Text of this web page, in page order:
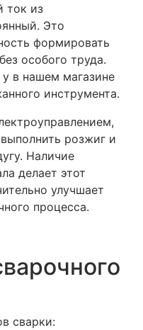
ток из
Это
формировать
особого труда.
в нашем магазине
инструмента.
розжиг и
Наличие
делает этот
улучшает
процесса.
сварки: